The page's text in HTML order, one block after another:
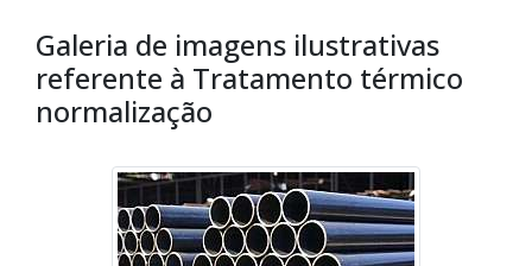
Galeria de imagens ilustrativas
referente à Tratamento térmico
normalização